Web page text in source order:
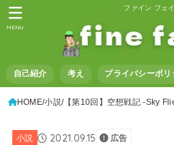
ファイン フェ
自己紹介 考え プライバシーポリ
MENU
HOME 小説 【第10回】空想戦記 -Sky
小説 2021.09.15 広告